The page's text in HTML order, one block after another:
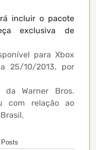
incluir o pacote
exclusiva de
para Xbox
25/10/2013, por
da Warner Bros.
com relação ao